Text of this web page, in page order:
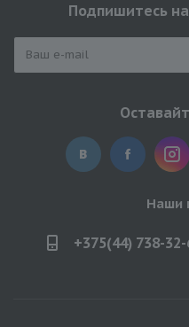
Подпишитесь
Наши
+375(44) 738-32-